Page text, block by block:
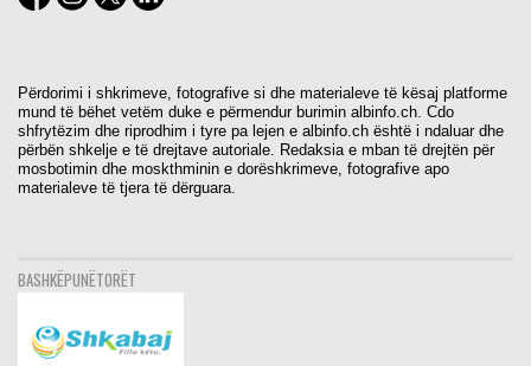
Përdorimi i shkrimeve, fotografive si dhe materialeve të kësaj platforme
mund të bëhet vetëm duke e përmendur burimin albinfo.ch. Cdo
shfrytëzim dhe riprodhim i tyre pa lejen e albinfo.ch është i ndaluar dhe
përbën shkelje e të drejtave autoriale. Redaksia e mban të drejtën për
mosbotimin dhe moskthminin e dorëshkrimeve, fotografive apo
materialeve të tjera të dërguara.
BASHKËPUNËTORËT